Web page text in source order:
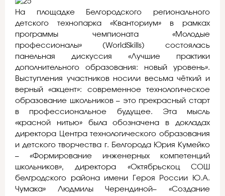
На площадке Белгородского регионального
детского технопарка «Кванториум» в рамках
программы чемпионата «Молодые
профессионалы» (WorldSkills) состоялась
панельная дискуссия «Лучшие практики
дополнительного образования: новый уровень».
Выступления участников носили весьма чёткий и
верный «акцент»: современное технологическое
образование школьников – это прекрасный старт
в профессиональное будущее. Эта мысль
«красной нитью» была обозначена в докладах
директора Центра технологического образования
и детского творчества г. Белгорода Юрия Кумейко
– «Формирование инженерных компетенций
школьников», директора «Октябрьскоц СОШ
белгродского района имени Героя России Ю.А.
Чумака» Людмилы Черендиной– «Создание